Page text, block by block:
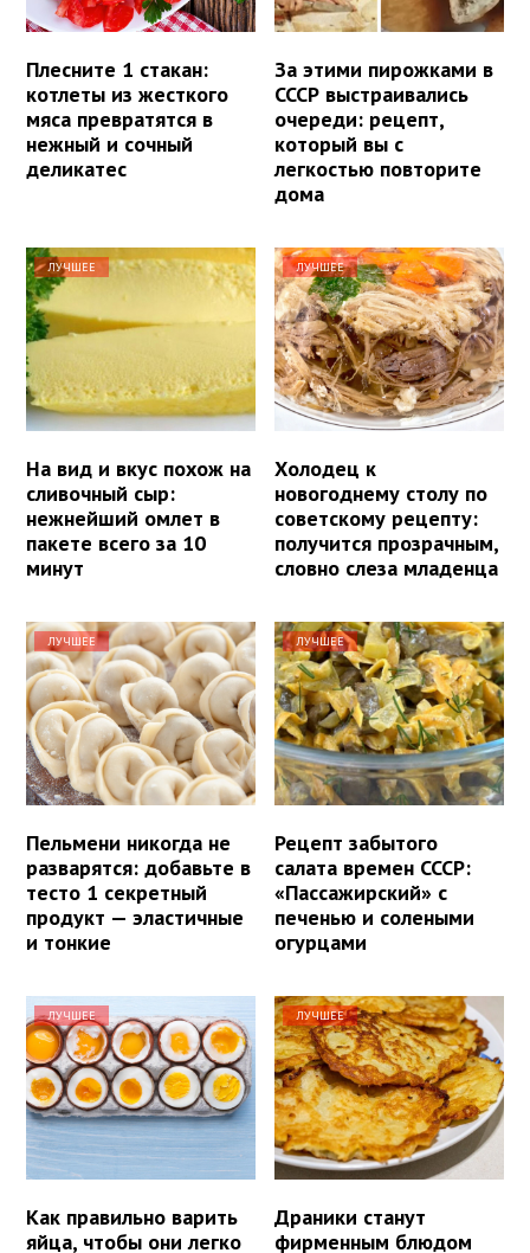
Плесните 1 стакан:
котлеты из жесткого
мяса превратятся в
нежный и сочный
деликатес
За этими пирожками в
СССР выстраивались
очереди: рецепт,
который вы с
легкостью повторите
дома
ЛУЧШЕЕ
На вид и вкус похож на
сливочный сыр:
нежнейший омлет в
пакете всего за 10
минут
ЛУЧШЕЕ
Холодец к
новогоднему столу по
советскому рецепту:
получится прозрачным,
словно слеза младенца
ЛУЧШЕЕ
Пельмени никогда не
разварятся: добавьте в
тесто 1 секретный
продукт — эластичные
и тонкие
ЛУЧШЕЕ
Рецепт забытого
салата времен СССР:
«Пассажирский» с
печенью и солеными
огурцами
ЛУЧШЕЕ
Как правильно варить
яйца, чтобы они легко
ЛУЧШЕЕ
Драники станут
фирменным блюдом